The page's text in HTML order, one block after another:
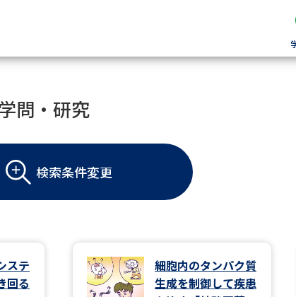
大学・短大の資料種類から請求
大学パンフ
学部・学科パンフ
総合型選抜・学校推薦型選抜 募集要項＆願書
大学・短大以外の資料から請求
問・研究
検索条件変更
ステ
回る
細胞内のタンパク質
生成を制御して疾患